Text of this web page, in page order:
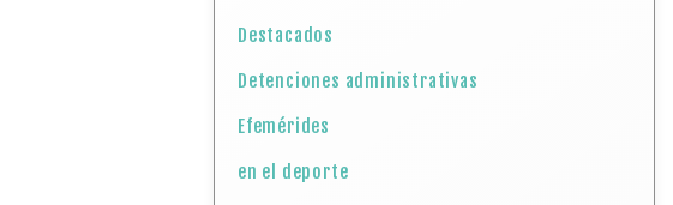
Destacados
Detenciones administrativas
Efemérides
en el deporte